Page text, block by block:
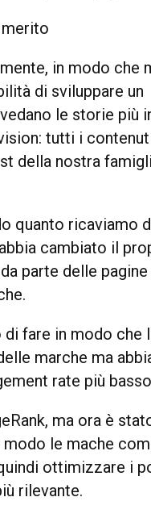
in modo che
di sviluppare un
le storie più
tutti i
della nostra
quanto ricaviamo
cambiato il
parte delle pagine
fare in modo che
marche ma
rate più
ma ora è
le mache
ottimizzare i
rilevante.